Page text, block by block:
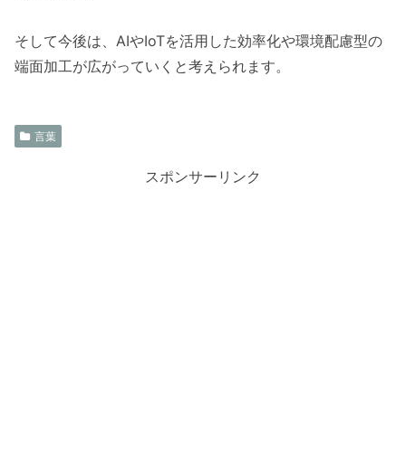
そして今後は、AIやIoTを活用した効率化や環境配慮型の
端面加工が広がっていくと考えられます。
言葉
スポンサーリンク